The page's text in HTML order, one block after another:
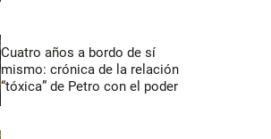
Cuatro años a bordo de sí
mismo: crónica de la relación
“tóxica” de Petro con el poder